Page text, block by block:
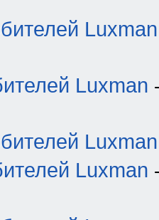
Luxman
Luxman
Luxman
Luxman